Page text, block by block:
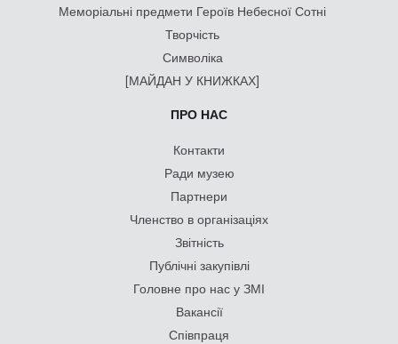
Меморіальні предмети Героїв Небесної Сотні
Творчість
Символіка
[МАЙДАН У КНИЖКАХ]
ПРО НАС
Контакти
Ради музею
Партнери
Членство в організаціях
Звітність
Публічні закупівлі
Головне про нас у ЗМІ
Вакансії
Співпраця